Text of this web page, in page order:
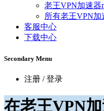
老王VPN加速器
所有老王VPN
客服中心
下载中心
Secondary Menu
注册 / 登录
在老王VPN